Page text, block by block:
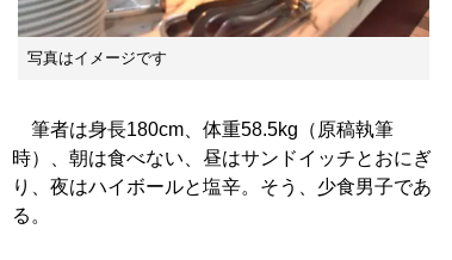
写真はイメージです
筆者は身長180cm、体重58.5kg（原稿執筆
時）、朝は食べない、昼はサンドイッチとおにぎ
り、夜はハイボールと塩辛。そう、少食男子であ
る。